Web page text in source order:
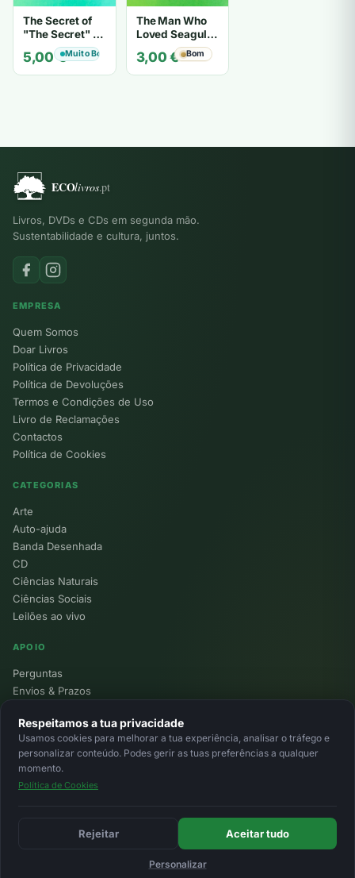
The Secret of
"The Secret" O
Segredo de "O
Segredo" -
Karen Kelly
5,00€Muito Bom
The Man Who
Loved Seagulls
3,00€ Bom
Livros, DVDs e CDs em segunda mão.
Sustentabilidade e cultura, juntos.
EMPRESA
Quem Somos
Doar Livros
Política de Privacidade
Política de Devoluções
Termos e Condições de Uso
Livro de Reclamações
Contactos
Política de Cookies
CATEGORIAS
Arte
Auto-ajuda
Banda Desenhada
CD
Ciências Naturais
Ciências Sociais
Leilões ao vivo
APOIO
Perguntas
Envios & Prazos
Devoluções
Minha Conta
© 2026 Ecolivros. Todos os direitos reservados.
Respeitamos a tua privacidade
Usamos cookies para melhorar a tua experiência, analisar o tráfego e
personalizar conteúdo. Podes gerir as tuas preferências a qualquer
momento.
Política de Cookies
Personalizar
Rejeitar Aceitar tudo